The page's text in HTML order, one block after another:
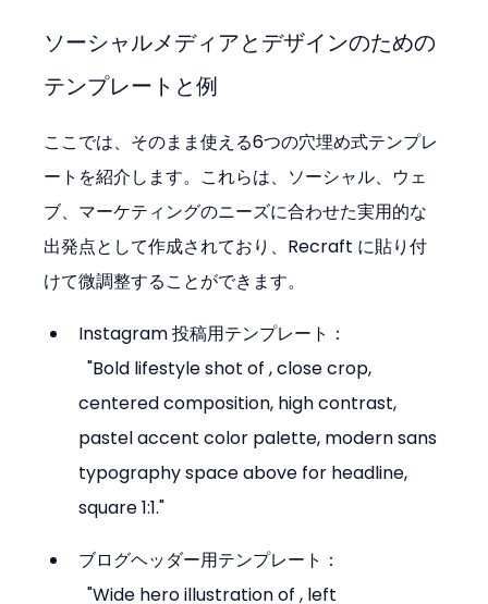
ソーシャルメディアとデザインのための
テンプレートと例
ここでは、そのまま使える6つの穴埋め式テンプレ
ートを紹介します。これらは、ソーシャル、ウェ
ブ、マーケティングのニーズに合わせた実用的な
出発点として作成されており、Recraft に貼り付
けて微調整することができます。
Instagram 投稿用テンプレート：
  "Bold lifestyle shot of
, close crop,
centered composition, high contrast,
pastel accent color palette, modern sans
typography space above for headline,
square 1:1."
ブログヘッダー用テンプレート：
  "Wide hero illustration of
, left